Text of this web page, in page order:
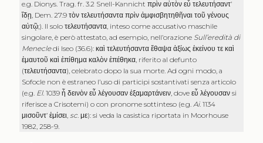
e.g. Dionys. Trag. fr. 3.2 Snell-Kannichtπρὶν αὐτὸν εὖ τελευτήσαντ’
ἴδῃ, Dem. 27.9τὸν τελευτήσαντα πρὶν ἀμφισβητηθῆναι τοῦ γένους
αὐτῷ;). Il soloτελευτήσαντα, inteso come accusativo maschile
singolare, è però attestato, ad esempio, nell’orazione Sull’eredità di
Menecledi Iseo (36.6):καὶ τελευτήσαντα ἔθαψα ἀξίως ἐκείνου τε καὶ
ἐμαυτοῦ καὶ ἐπίθημα καλὸν ἐπέθηκα, riferito al defunto
(τελευτήσαντα), celebrato dopo la sua morte. Ad ogni modo, a
Sofocle non è estraneo l’uso di participi sostantivati senza articolo
(e.g. El. 1039ἦ δεινὸν εὖ λέγουσαν ἐξαμαρτάνειν, doveεὖ λέγουσαν si
riferisce a Crisotemi) o con pronome sottinteso (e.g.Ai. 1134
μισοῦντ’ ἐμίσει,sc.με): si veda la casistica riportata in Moorhouse
1982, 258-9.